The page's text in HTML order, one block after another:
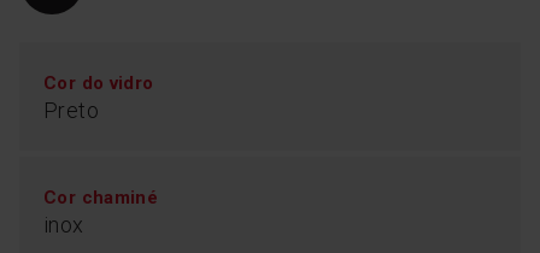
Cor do vidro
Preto
Cor chaminé
inox